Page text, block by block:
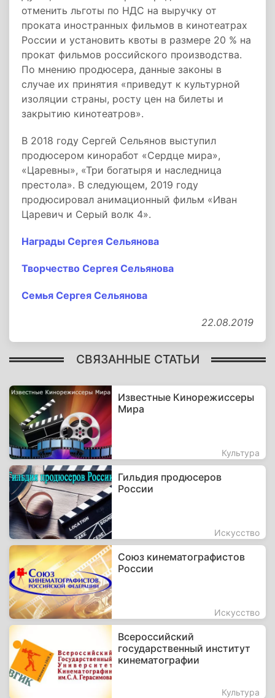
отменить льготы по НДС на выручку от
проката иностранных фильмов в кинотеатрах
России и установить квоты в размере 20 % на
прокат фильмов российского производства.
По мнению продюсера, данные законы в
случае их принятия «приведут к культурной
изоляции страны, росту цен на билеты и
закрытию кинотеатров».
В 2018 году Сергей Сельянов выступил
продюсером киноработ «Сердце мира»,
«Царевны», «Три богатыря и наследница
престола». В следующем, 2019 году
продюсировал анимационный фильм «Иван
Царевич и Серый волк 4».
Награды Сергея Сельянова
Творчество Сергея Сельянова
Семья Сергея Сельянова
22.08.2019
СВЯЗАННЫЕ СТАТЬИ
Известные Кинорежиссеры
Мира
Культура
Гильдия продюсеров
России
Искусство
Союз кинематографистов
России
Искусство
Всероссийский
государственный институт
кинематографии
Культура